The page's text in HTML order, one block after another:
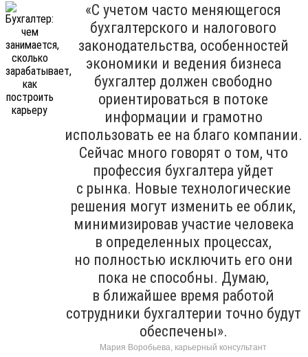
«С учетом часто меняющегося
бухгалтерского и налогового
законодательства, особенностей
экономики и ведения бизнеса
бухгалтер должен свободно
ориентироваться в потоке
информации и грамотно
использовать ее на благо компании.
Сейчас много говорят о том, что
профессия бухгалтера уйдет
с рынка. Новые технологические
решения могут изменить ее облик,
минимизировав участие человека
в определенных процессах,
но полностью исключить его они
пока не способны. Думаю,
в ближайшее время работой
сотрудники бухгалтерии точно будут
обеспечены».
Мария Воробьева, карьерный консультант